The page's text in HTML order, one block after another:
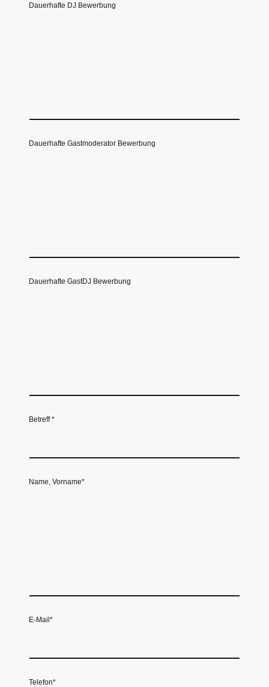
Dauerhafte DJ Bewerbung
Dauerhafte Gastmoderator Bewerbung
Dauerhafte GastDJ Bewerbung
Betreff*
Name, Vorname*
E-Mail*
Telefon*